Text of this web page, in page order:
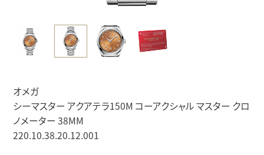
オメガ
シーマスター アクアテラ150M コーアクシャル マスター クロ
ノメーター 38MM
220.10.38.20.12.001